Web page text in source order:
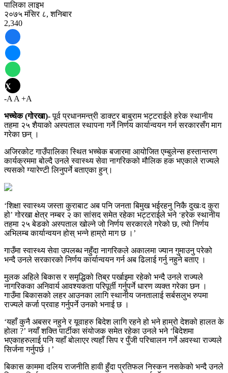
पालिका लाइभ
२०७५ मंसिर ८, शनिबार
2,340
X
-A A +A
भच्चेक (गोरखा)-पूर्व प्रधानमन्त्री डाक्टर बाबुराम भट्टराईले हरेक स्थानीय
तहमा २५ शैयाको अस्पताल स्थापना गर्ने निर्णय कार्यान्वयन गर्न सरकारसँग माग
गरेका छन् ।
अजिरकोट गाउँपालिका स्थित भच्चेक बजारमा आयोजित एम्बुलेन्स हस्तान्तरण
कार्यक्रममा बोल्दै उनले स्वास्थ्य सेवा नागरिकको मौलिक हक भएकाले राज्यले
त्यसको ग्यारेण्टी लिनुपर्ने बताएका हुन्।
‘शिक्षा स्वास्थ्य जस्ता कुराबाट अब पनि जनता बिमुख भईरहनु निकै दुखःद कुरा
हो’ गोरखा क्षेत्र नम्बर २ का सांसद समेत रहेका भट्टराईले भने ‘हरेक स्थानीय
तहमा २५ बेडको अस्पताल खोल्ने जो निर्णय सरकारले गरेको छ, त्यो निर्णय
अभिलम्ब कार्यान्वयन होस् भन्ने हाम्रो माग छ ।’
गाउँमा स्वास्थ्य सेवा उपलब्ध नहुँदा नागरिकले अकालमा ज्यान गुमाउनु परेको
भन्दै उनले सरकारको निर्णय कार्यान्वयन गर्न अब ढिलाई गर्नु नहुने बताए ।
मुलक अहिले बिकास र समृद्धिको तिब्र पर्खाइमा रहेको भन्दै उनले राज्यले
नागरिकका अनिवार्य आवश्यकता परिपूर्ती गर्नुपर्ने धारण व्यक्त गरेका छन ।
गाउँमा बिकासको लहर आउनका लागि स्थानीय जनतालाई सर्बसलुभ रुपमा
राज्यले कर्जा प्रवाह गर्नुपर्ने उनको भनाई छ ।
‘यहाँ कुनै अबसर नहुने र यूवाहरु बिदेश लागि रहने हो भने हाम्रो देशको हालत के
होला ?’ नयाँ शक्ति पार्टीका संयोजक समेत रहेका उनले भने ‘बिदेशमा
भएकाहरुलाई पनि यहाँ बोलाएर त्यहाँ सिप र पुँजी परिचालन गर्ने अवस्था राज्यले
सिर्जना गर्नुपर्छ ।’
बिकास काममा दलिय राजनीति हावी हुँदा प्रतिफल निस्कन नसकेको भन्दै उनले